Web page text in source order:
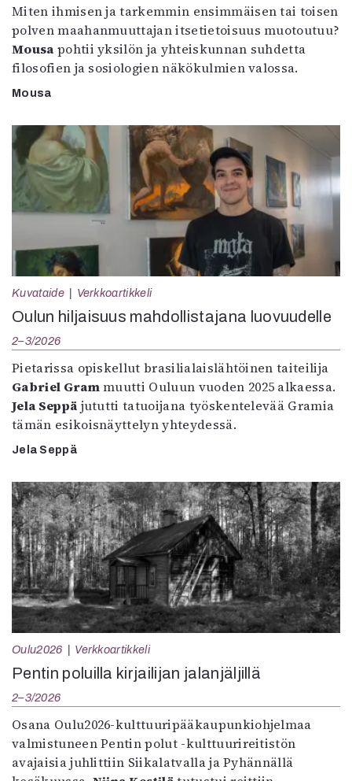
Miten ihmisen ja tarkemmin ensimmäisen tai toisen
polven maahanmuuttajan itsetietoisuus muotoutuu?
Mousa pohtii yksilön ja yhteiskunnan suhdetta
filosofien ja sosiologien näkökulmien valossa.
Mousa
Kuvataide Verkkoartikkeli
Oulun hiljaisuus mahdollistajana luovuudelle
2–3/2026
Pietarissa opiskellut brasilialaislähtöinen taiteilija
Gabriel Grammuutti Ouluun vuoden 2025 alkaessa.
Jela Seppä jututti tatuoijana työskentelevää Gramia
tämän esikoisnäyttelyn yhteydessä.
Jela Seppä
Oulu2026 Verkkoartikkeli
Pentin poluilla kirjailijan jalanjäljillä
2–3/2026
Osana Oulu2026-kulttuuripääkaupunkiohjelmaa
valmistuneen Pentin polut -kulttuurireitistön
avajaisia juhlittiin Siikalatvalla ja Pyhännällä